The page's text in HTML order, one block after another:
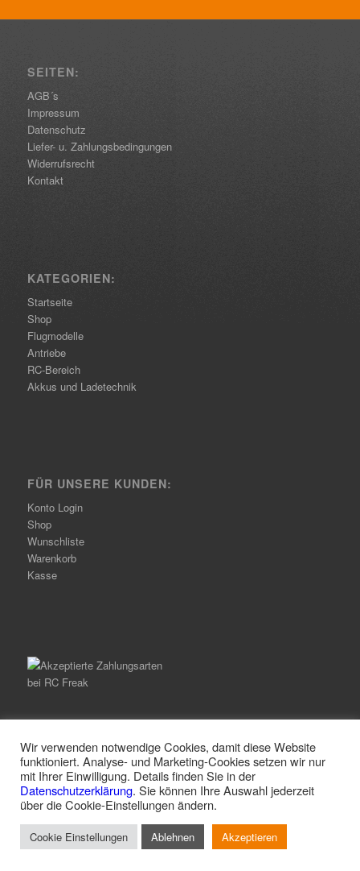
SEITEN:
AGB´s
Impressum
Datenschutz
Liefer- u. Zahlungsbedingungen
Widerrufsrecht
Kontakt
KATEGORIEN:
Startseite
Shop
Flugmodelle
Antriebe
RC-Bereich
Akkus und Ladetechnik
FÜR UNSERE KUNDEN:
Konto Login
Shop
Wunschliste
Warenkorb
Kasse
© Copyright -RC Freak- Enfold Theme by Kriesi
Alle Preise inkl. der gesetzlichen MwSt.
Wir verwenden notwendige Cookies, damit diese Website
funktioniert. Analyse- und Marketing-Cookies setzen wir nur
mit Ihrer Einwilligung. Details finden Sie in der
Datenschutzerklärung. Sie können Ihre Auswahl jederzeit
über die Cookie-Einstellungen ändern.
Cookie Einstellungen Ablehnen Akzeptieren